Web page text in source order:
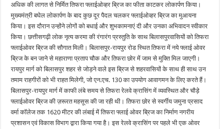
अधिक की लागत से निर्मित तिफरा फ्लाईओव्हर ब्रिज का फीता काटकर लोकार्पण किया।
मुख्यमंत्री बघेल लोकार्पण के बाद कुछ दूर पैदल चलकर फ्लाईओव्हर ब्रिज का मुआयना
किया। इस दौरान उन्होंने लोगों को बधाई और शुभकामनाएं दी और उनका अभिवादन स्वीकार
किया। छत्तीसगढ़ी लोक नृत्य करमा की रंगारंग प्रस्तुति के साथ बिलासपुरवासियों को तिफरा
फ्लाईओवर ब्रिज की सौगात मिली। बिलासपुर-रायपुर रोड स्थित तिफरा में नये फ्लाई ओवर
ब्रिज के बन जाने से महाराणा प्रताप चौक और तिफरा छोर में जाम से मुक्ति मिल जाएगी।
रायपुर मार्ग को बिलासपुर शहर से जोड़ने वाले इस ब्रिज से शहरवासियों के साथ ही साथ उन
तमाम राहगीरों को भी राहत मिलेगी, जो एन.एच. 130 का उपयोग आवागमन के लिए करते हैं।
बिलासपुर-रायपुर मार्ग में काफी लंबे समय से तिफरा रेलवे क्रासिंग में व्यवस्थित और चौड़े
फ्लाईओवर ब्रिज की ज़रूरत महसूस की जा रही थी। तिफरा छोर से स्वर्गीय जमुना प्रसाद
वर्मा कॉलेज तक 1620 मीटर की लंबाई में तिफरा फ्लाई ओवर ब्रिज का निर्माण नगरीय
प्रशासन एवं विकास विभाग द्वारा किया गया है। इस रेलवे क्रासिंग पर पहले भी एक ओवर